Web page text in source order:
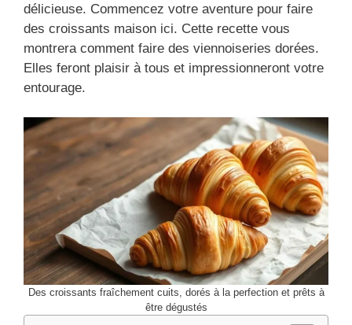
délicieuse. Commencez votre aventure pour faire
des croissants maison ici. Cette recette vous
montrera comment faire des viennoiseries dorées.
Elles feront plaisir à tous et impressionneront votre
entourage.
Des croissants fraîchement cuits, dorés à la perfection et prêts à
être dégustés